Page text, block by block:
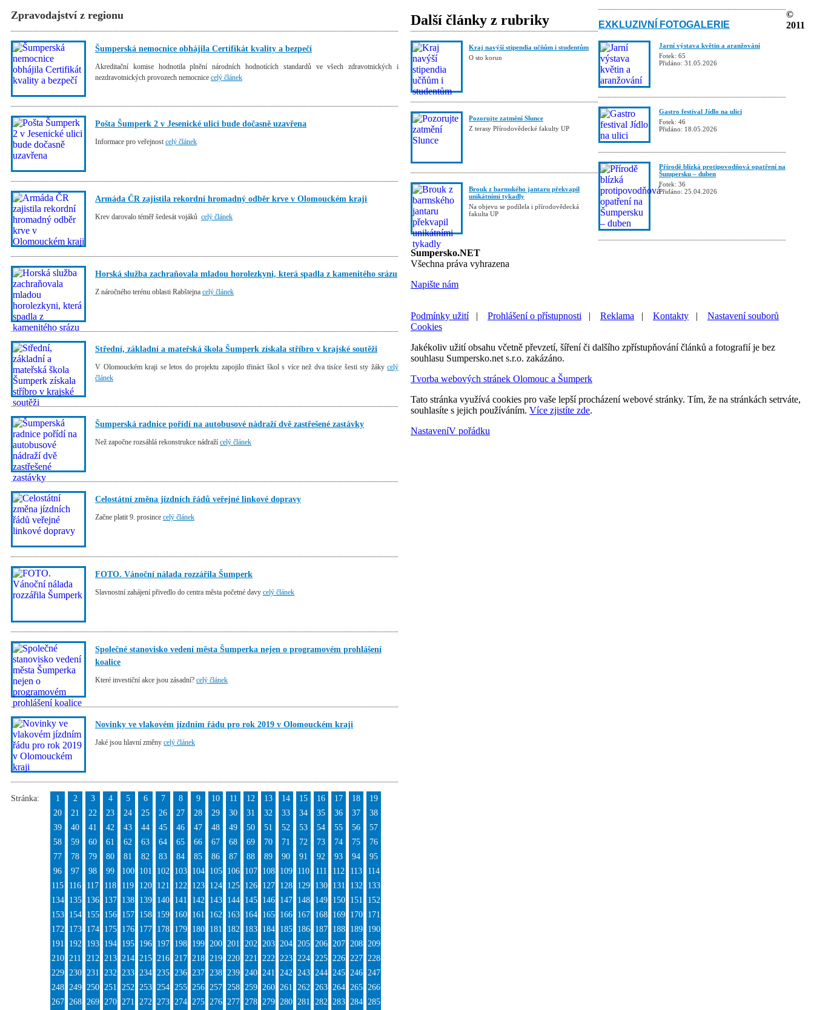
Zpravodajství z regionu
Šumperská nemocnice obhájila Certifikát kvality a bezpečí
Akreditační komise hodnotila plnění národních hodnotících standardů ve všech zdravotnických i
nezdravotnických provozech nemocnice celý článek
Pošta Šumperk 2 v Jesenické ulici bude dočasně uzavřena
Informace pro veřejnost celý článek
Armáda ČR zajistila rekordní hromadný odběr krve v Olomouckém kraji
Krev darovalo téměř šedesát vojáků celý článek
Horská služba zachraňovala mladou horolezkyni, která spadla z kamenitého srázu
Z náročného terénu oblasti Rabštejna celý článek
Střední, základní a mateřská škola Šumperk získala stříbro v krajské soutěži
V Olomouckém kraji se letos do projektu zapojilo třináct škol s více než dva tisíce šesti sty žáky celý
článek
Šumperská radnice pořídí na autobusové nádraží dvě zastřešené zastávky
Než započne rozsáhlá rekonstrukce nádraží celý článek
Celostátní změna jízdních řádů veřejné linkové dopravy
Začne platit 9. prosince celý článek
FOTO. Vánoční nálada rozzářila Šumperk
Slavnostní zahájení přivedlo do centra města početné davy celý článek
Společné stanovisko vedení města Šumperka nejen o programovém prohlášení
koalice
Které investiční akce jsou zásadní? celý článek
Novinky ve vlakovém jízdním řádu pro rok 2019 v Olomouckém kraji
Jaké jsou hlavní změny celý článek
Stránka: 1 2 3 4 5 6 7 8 9 10 11 12 13 14 15 16 17 18
19
20
21 22 23 24 25 26 27 28 29 30 31 32 33 34 35 36 37
38
39
40 41 42 43 44 45 46 47 48 49 50 51 52 53 54 55 56
57
58
59 60 61 62 63 64 65 66 67 68 69 70 71 72 73 74 75
76
77
78 79 80 81 82 83 84 85 86 87 88 89 90 91 92 93 94
95
96
97 98 99 100 101 102 103 104 105 106 107 108 109 110 111 112 113
114
115
116 117 118 119 120 121 122 123 124 125 126 127 128 129 130 131 132
133
134
135 136 137 138 139 140 141 142 143 144 145 146 147 148 149 150 151
152
153
154 155 156 157 158 159 160 161 162 163 164 165 166 167 168 169 170
171
172
173 174 175 176 177 178 179 180 181 182 183 184 185 186 187 188 189
190
191
192 193 194 195 196 197 198 199 200 201 202 203 204 205 206 207 208 209
210 211 212 213 214 215 216 217 218 219 220 221 222 223 224 225 226 227 228
229 230 231 232 233 234 235 236 237 238 239 240 241 242 243 244 245 246 247
248 249 250 251 252 253 254 255 256 257 258 259 260 261 262 263 264 265 266
267 268 269 270 271 272 273 274 275 276 277 278 279 280 281 282 283 284 285
Další články z rubriky
Kraj navýší stipendia učňům i studentům
O sto korun
Pozorujte zatmění Slunce
Z terasy Přírodovědecké fakulty UP
Brouk z barmského jantaru překvapil
unikátními tykadly
Na objevu se podílela i přírodovědecká
fakulta UP
EXKLUZIVNÍ FOTOGALERIE
Jarní výstava květin a aranžování
Fotek: 65
Přidáno: 31.05.2026
Gastro festival Jídlo na ulici
Fotek: 46
Přidáno: 18.05.2026
Přírodě blízká protipovodňová opatření na
Šumpersku – duben
Fotek: 36
Přidáno: 25.04.2026
©
2011
Sumpersko.NET
Všechna práva vyhrazena
Napište nám
Podmínky užití Prohlášení o přístupnosti Reklama Kontakty
Nastavení souborů
Cookies
Jakékoliv užití obsahu včetně převzetí, šíření či dalšího zpřístupňování článků a fotografií je bez
souhlasu Sumpersko.net s.r.o. zakázáno.
Tvorba webových stránek Olomouc a Šumperk
Tato stránka využívá cookies pro vaše lepší procházení webové stránky. Tím, že na stránkách setrváte,
souhlasíte s jejich používáním. Více zjistíte zde.
NastaveníV pořádku